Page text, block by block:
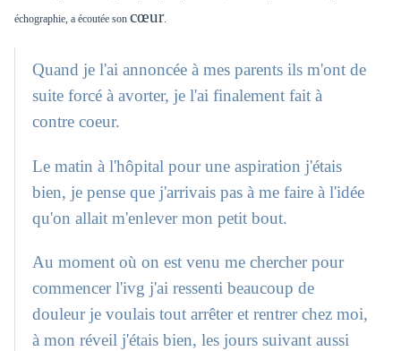
échographie, a écoutée son cœur.
Quand je l'ai annoncée à mes parents ils m'ont de
suite forcé à avorter, je l'ai finalement fait à
contre coeur.
Le matin à l'hôpital pour une aspiration j'étais
bien, je pense que j'arrivais pas à me faire à l'idée
qu'on allait m'enlever mon petit bout.
Au moment où on est venu me chercher pour
commencer l'ivg j'ai ressenti beaucoup de
douleur je voulais tout arrêter et rentrer chez moi,
à mon réveil j'étais bien, les jours suivant aussi